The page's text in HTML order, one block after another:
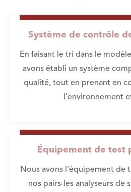
Système de contrôle
En faisant le tri dans le
avons établi un système
qualité, tout en prenant en
l'environnement
Équipement de test
Nous avons l'équipement de
nos pairs-les analyseurs de